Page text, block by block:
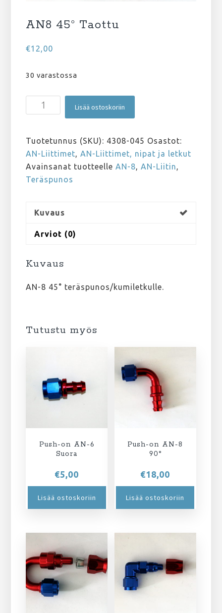
AN8 45° Taottu
€12,00
30 varastossa
AN8
45°
määrä
Lisää ostoskoriin
Tuotetunnus (SKU): 4308-045 Osastot:
AN-Liittimet,AN-Liittimet, nipat ja letkut
Avainsanat tuotteelleAN-8,AN-Liitin,
Teräspunos
Kuvaus
Arviot (0)
Kuvaus
AN-8 45° teräspunos/kumiletkulle.
Tutustu myös
Push-on AN-6
Suora
€5,00
Lisää ostoskoriin
Push-on AN-8
90°
€18,00
Lisää ostoskoriin